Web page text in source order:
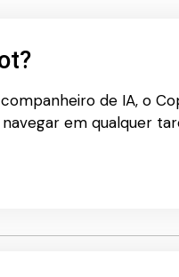
de IA, o
em qualquer